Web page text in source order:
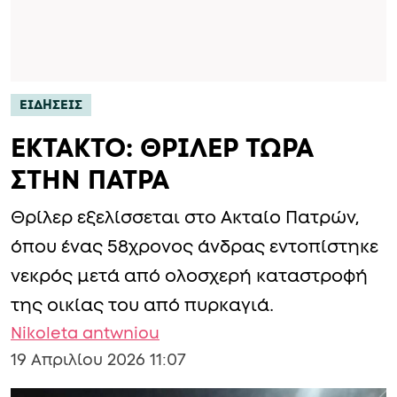
ΕΙΔΗΣΕΙΣ
ΕΚΤΑΚΤΟ: ΘΡΙΛΕΡ ΤΩΡΑ
ΣΤΗΝ ΠΑΤΡΑ
Θρίλερ εξελίσσεται στο Ακταίο Πατρών,
όπου ένας 58χρονος άνδρας εντοπίστηκε
νεκρός μετά από ολοσχερή καταστροφή
της οικίας του από πυρκαγιά.
Nikoleta antwniou
19 Απριλίου 2026 11:07